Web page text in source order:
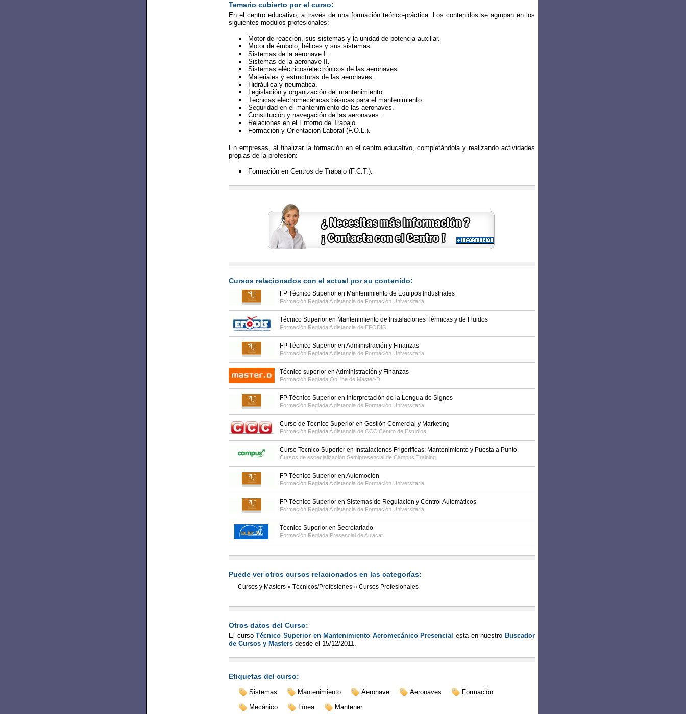
Temario cubierto por el curso:
En el centro educativo, a través de una formación teórico-práctica. Los contenidos se agrupan en los
siguientes módulos profesionales:
Motor de reacción, sus sistemas y la unidad de potencia auxiliar.
Motor de émbolo, hélices y sus sistemas.
Sistemas de la aeronave I.
Sistemas de la aeronave II.
Sistemas eléctricos/electrónicos de las aeronaves.
Materiales y estructuras de las aeronaves.
Hidráulica y neumática.
Legislación y organización del mantenimiento.
Técnicas electromecánicas básicas para el mantenimiento.
Seguridad en el mantenimiento de las aeronaves.
Constitución y navegación de las aeronaves.
Relaciones en el Entorno de Trabajo.
Formación y Orientación Laboral (F.O.L.).
En empresas, al finalizar la formación en el centro educativo, completándola y realizando actividades
propias de la profesión:
Formación en Centros de Trabajo (F.C.T.).
Cursos relacionados con el actual por su contenido:
FP Técnico Superior en Mantenimiento de Equipos Industriales
Formación Reglada A distancia de Formación Universitaria
Técnico Superior en Mantenimiento de Instalaciones Térmicas y de Fluidos
Formación Reglada A distancia de EFODIS
FP Técnico Superior en Administración y Finanzas
Formación Reglada A distancia de Formación Universitaria
Técnico superior en Administración y Finanzas
Formación Reglada OnLine de Master-D
FP Técnico Superior en Interpretación de la Lengua de Signos
Formación Reglada A distancia de Formación Universitaria
Curso de Técnico Superior en Gestión Comercial y Marketing
Formación Reglada A distancia de CCC Centro de Estudios
Curso Tecnico Superior en Instalaciones Frigorificas: Mantenimiento y Puesta a Punto
Cursos de especialización Semipresencial de Campus Training
FP Técnico Superior en Automoción
Formación Reglada A distancia de Formación Universitaria
FP Técnico Superior en Sistemas de Regulación y Control Automáticos
Formación Reglada A distancia de Formación Universitaria
Técnico Superior en Secretariado
Formación Reglada Presencial deAulacat
Puede ver otros cursos relacionados en las categorías:
Cursos y Masters » Técnicos/Profesiones » Cursos Profesionales
Otros datos del Curso:
El cursoTécnico Superior en Mantenimiento Aeromecánico Presencial está en nuestro Buscador
de Cursos y Masters desde el 15/12/2011
Etiquetas del curso:
Sistemas Mantenimiento Aeronave Aeronaves
Formación
Mecánico
Línea Mantener